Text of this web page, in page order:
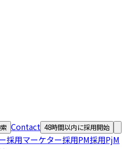
Contact 48時間以内に採用開始
採用マーケター採用PM採用PjM